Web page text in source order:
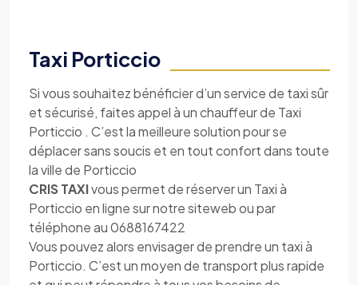
Taxi Porticcio
Si vous souhaitez bénéficier d’un service de taxi sûr
et sécurisé, faites appel à un chauffeur de Taxi
Porticcio . C’est la meilleure solution pour se
déplacer sans soucis et en tout confort dans toute
la ville de Porticcio
CRIS TAXIvous permet de réserver un Taxi à
Porticcio en ligne sur notre siteweb ou par
téléphone au 0688167422
Vous pouvez alors envisager de prendre un taxi à
Porticcio. C’est un moyen de transport plus rapide